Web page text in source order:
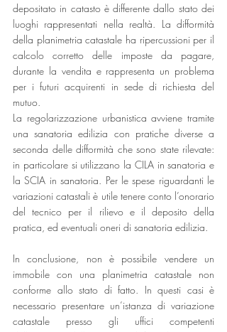
depositato in catasto è differente dallo stato dei
luoghi rappresentati nella realtà. La difformità
della planimetria catastale ha ripercussioni per il
calcolo corretto delle imposte da pagare,
durante la vendita e rappresenta un problema
per i futuri acquirenti in sede di richiesta del
mutuo.
La regolarizzazione urbanistica avviene tramite
una sanatoria edilizia con pratiche diverse a
seconda delle difformità che sono state rilevate:
in particolare si utilizzano la CILA in sanatoria e
la SCIA in sanatoria. Per le spese riguardanti le
variazioni catastali è utile tenere conto l’onorario
del tecnico per il rilievo e il deposito della
pratica, ed eventuali oneri di sanatoria edilizia.
In conclusione, non è possibile vendere un
immobile con una planimetria catastale non
conforme allo stato di fatto. In questi casi è
necessario presentare un’istanza di variazione
catastale presso gli uffici competenti